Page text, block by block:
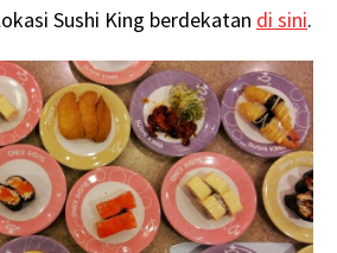
Sushi King berdekatan di sini.